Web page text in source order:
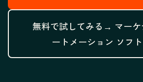
無料で試してみる→ マー
ートメーション ソフ